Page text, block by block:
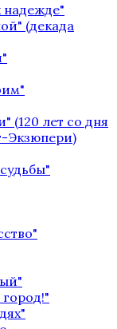
надежде"
(декада
(120 лет со дня
Экзюпери)